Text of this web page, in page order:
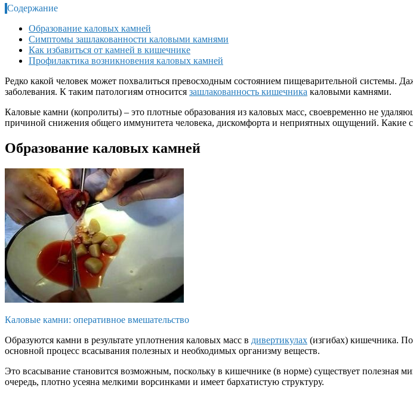
Содержание
Образование каловых камней
Симптомы зашлакованности каловыми камнями
Как избавиться от камней в кишечнике
Профилактика возникновения каловых камней
Редко какой человек может похвалиться превосходным состоянием пищеварительной системы.
заболевания. К таким патологиям относится зашлакованность кишечника каловыми камнями.
Каловые камни (копролиты) – это плотные образования из каловых масс, своевременно не
причиной снижения общего иммунитета человека, дискомфорта и неприятных ощущений.
Образование каловых камней
Каловые камни: оперативное вмешательство
Образуются камни в результате уплотнения каловых масс в дивертикулах (изгибах) кишечника.
основной процесс всасывания полезных и необходимых организму веществ.
Это всасывание становится возможным, поскольку в кишечнике (в норме) существует полезная
очередь, плотно усеяна мелкими ворсинками и имеет бархатистую структуру.